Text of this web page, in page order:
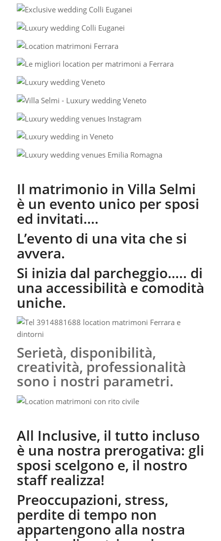
Il matrimonio in Villa Selmi
è un evento unico per sposi
ed invitati….
L’evento di una vita che si
avvera.
Si inizia dal parcheggio….. di
una accessibilità e comodità
uniche.
Serietà, disponibilità,
creatività, professionalità
sono i nostri parametri.
All Inclusive, il tutto incluso
è una nostra prerogativa: gli
sposi scelgono e, il nostro
staff realizza!
Preoccupazioni, stress,
perdite di tempo non
appartengono alla nostra